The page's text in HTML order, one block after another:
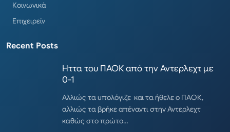
Κοινωνικά
Επιχειρείν
Recent Posts
Ηττα του ΠΑΟΚ από την Αντερλεχτ με
0-1
Αλλιώς τα υπολόγιζε και τα ήθελε ο ΠΑΟΚ,
αλλιώς τα βρήκε απέναντι στην Αντερλεχτ
καθώς στο πρώτο…